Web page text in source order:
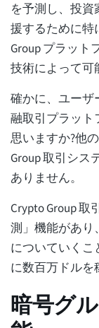
を予測し、投
援するために特
Group プラット
技術によって可
確かに、ユーザ
融取引プラット
思いますか?他
Group 取引シス
ありません。
Crypto Group
測」機能があり
についていく
に数百万ドルを
暗号グ